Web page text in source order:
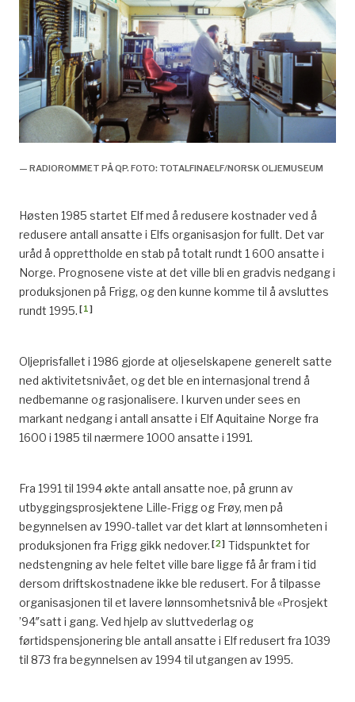
— RADIOROMMET PÅ QP. FOTO: TOTALFINAELF/NORSK OLJEMUSEUM
Høsten 1985 startet Elf med å redusere kostnader ved å
redusere antall ansatte i Elfs organisasjon for fullt. Det var
uråd å opprettholde en stab på totalt rundt 1 600 ansatte i
Norge. Prognosene viste at det ville bli en gradvis nedgang i
produksjonen på Frigg, og den kunne komme til å avsluttes
rundt 1995. [1]
Oljeprisfallet i 1986 gjorde at oljeselskapene generelt satte
ned aktivitetsnivået, og det ble en internasjonal trend å
nedbemanne og rasjonalisere. I kurven under sees en
markant nedgang i antall ansatte i Elf Aquitaine Norge fra
1600 i 1985 til nærmere 1000 ansatte i 1991.
Fra 1991 til 1994 økte antall ansatte noe, på grunn av
utbyggingsprosjektene Lille-Frigg og Frøy, men på
begynnelsen av 1990-tallet var det klart at lønnsomheten i
produksjonen fra Frigg gikk nedover. [2] Tidspunktet for
nedstengning av hele feltet ville bare ligge få år fram i tid
dersom driftskostnadene ikke ble redusert. For å tilpasse
organisasjonen til et lavere lønnsomhetsnivå ble «Prosjekt
’94″satt i gang. Ved hjelp av sluttvederlag og
førtidspensjonering ble antall ansatte i Elf redusert fra 1039
til 873 fra begynnelsen av 1994 til utgangen av 1995.